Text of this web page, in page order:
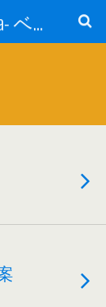
BABYFACE PLANET'S -fukuoka- ベビーフェイスプラネッツ 福岡(ベビフェ福岡)